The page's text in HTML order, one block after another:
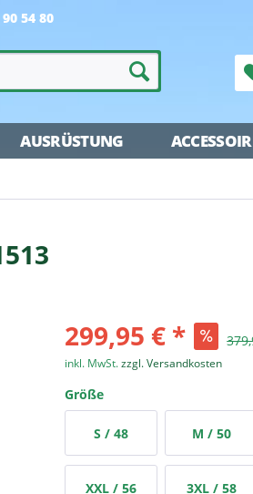
90 54 80
AUSRÜSTUNG
299,95 € *
inkl. MwSt.zzgl. Versandkosten
Größe
S / 48 M / 50
XXL / 56 3XL / 58